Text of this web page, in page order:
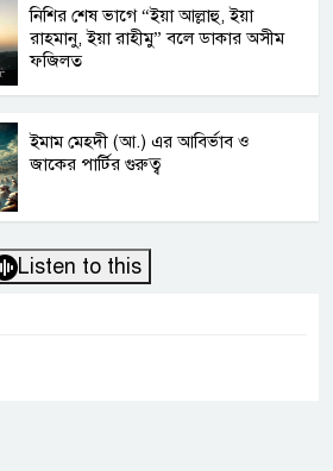
নিশির শেষ ভাগে “ইয়া আল্লাহু, ইয়া
রাহমানু, ইয়া রাহীমু” বলে ডাকার অসীম
ফজিলত
ইমাম মেহদী (আ.) এর আবির্ভাব ও
জাকের পার্টির গুরুত্ব
Listen to this